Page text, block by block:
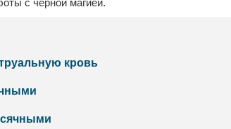
с черной магией.
кровь